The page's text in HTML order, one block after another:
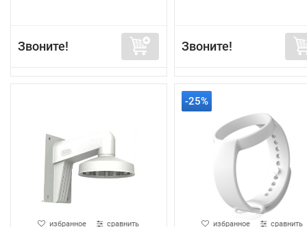
Звоните! Звоните!
избранное сравнить
-25%
избранное сравнить